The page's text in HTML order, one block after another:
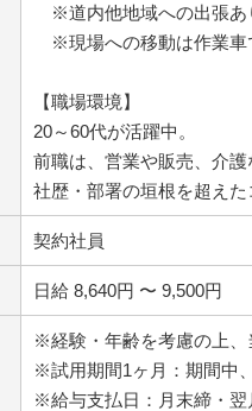
※道内他地域への出張あ
※現場への移動は作業車
【職場環境】
20～60代が活躍中。
前職は、営業や販売、介護
社歴・部署の垣根を超えた
契約社員
日給 8,640円 〜 9,500円
※経験・年齢を考慮の上、
※試用期間1ヶ月：期間中
※給与支払日：月末締・翌